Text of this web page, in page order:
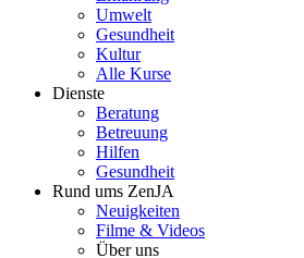
Umwelt
Gesundheit
Kultur
Alle Kurse
Dienste
Beratung
Betreuung
Hilfen
Gesundheit
Rund ums ZenJA
Neuigkeiten
Filme & Videos
Über uns